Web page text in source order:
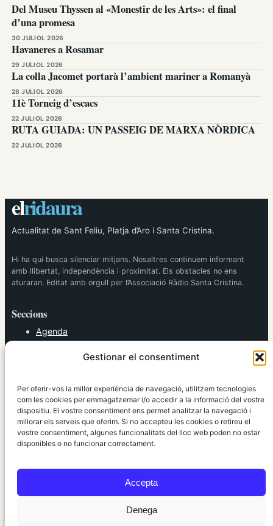
Gestionar el consentiment
Per oferir-vos la millor experiència de navegació, utilitzem tecnologies
com les cookies per emmagatzemar i/o accedir a la informació del vostre
dispositiu. El vostre consentiment ens permet analitzar la navegació i
millorar els serveis que oferim. Si no accepteu les cookies o retireu el
vostre consentiment, algunes funcionalitats del lloc web poden no estar
disponibles o no funcionar correctament.
Accepta
Denega
Del Museu Thyssen al «Monestir de les Arts»: el final
d’una promesa
30 JULIOL 2026
Havaneres a Rosamar
29 JULIOL 2026
La colla Jacomet portarà l’ambient mariner a Romanyà
28 JULIOL 2026
11è Torneig d’escacs
22 JULIOL 2026
RUTA GUIADA: UN PASSEIG DE MARXA NÒRDICA
22 JULIOL 2026
elridaura
Actualitat de Sant Feliu, Platja d’Aro i Santa Cristina.
Hi ha qui busca silenciar mitjans. Nosaltres continuem informant
amb llibertat, independència i proximitat. Els obstacles no ens
aturaran. Editat amb orgull per l’Associació Ràdio Santa Cristina.
Seccions
Agenda
Política
Societat
Tendències
elRidaura.com